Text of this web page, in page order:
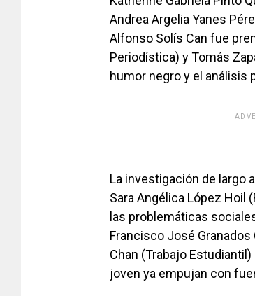
Andrea Argelia Yanes
Alfonso Solís Can fue
Periodística) y Tomás
humor negro y el análisis
La investigación de largo
Sara Angélica López Hoil
las problemáticas
Francisco José
Chan (Trabajo
joven ya empujan con